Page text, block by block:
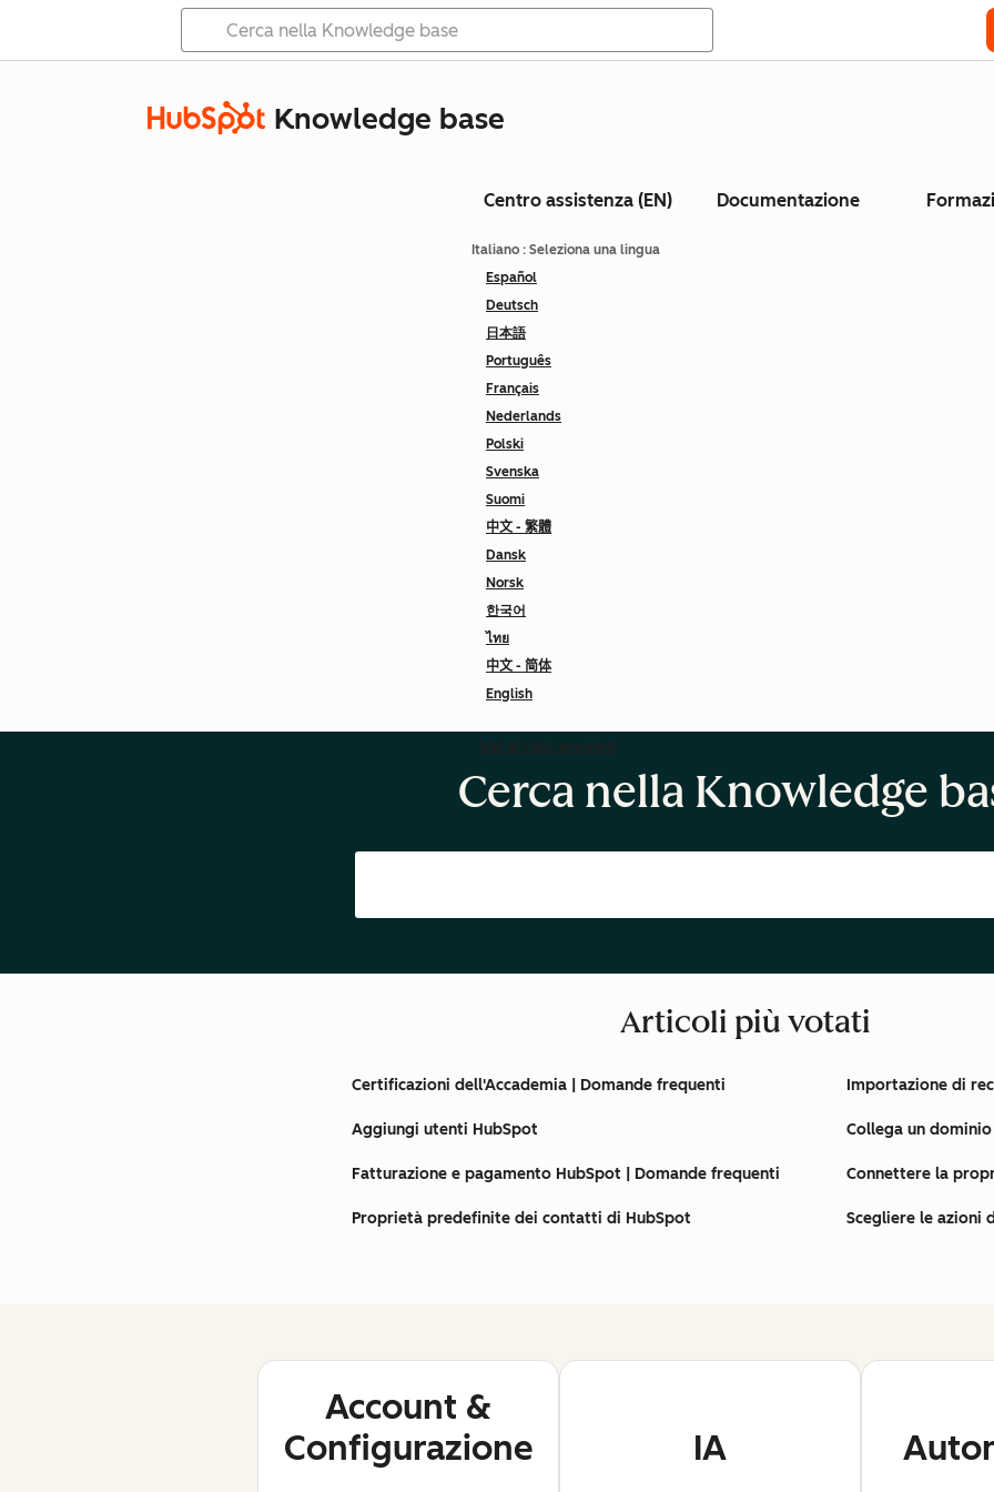
Knowledge base
Centro assistenza (EN) Documentazione
Italiano : Seleziona una lingua
Español
Deutsch
日本語
Português
Français
Nederlands
Polski
Svenska
Suomi
中文 - 繁體
Dansk
Norsk
한국어
ไทย
中文 - 简体
English
Vai al mio account
Cerca nella Knowledge
Articoli più votati
Certificazioni dell'Accademia | Domande frequenti
Aggiungi utenti HubSpot
Fatturazione e pagamento HubSpot | Domande frequenti
Proprietà predefinite dei contatti di HubSpot
Importazione di
Collega un
Connettere la
Scegliere le azioni
Account &
Configurazione
IA